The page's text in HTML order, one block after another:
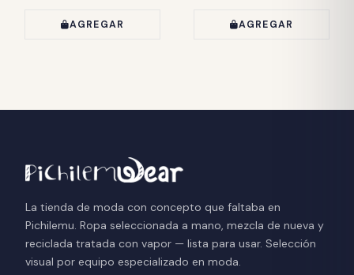
AGREGAR AGREGAR
La tienda de moda con concepto que faltaba en
Pichilemu. Ropa seleccionada a mano, mezcla de nueva y
reciclada tratada con vapor — lista para usar. Selección
visual por equipo especializado en moda.